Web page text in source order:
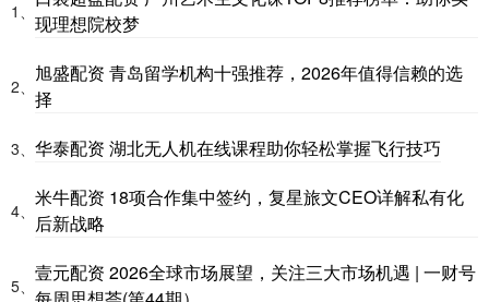
1、 现理想院校梦
2、
旭盛配资 青岛留学机构十强推荐，2026年值得信赖的选
择
3、 华泰配资 湖北无人机在线课程助你轻松掌握飞行技巧
4、
米牛配资 18项合作集中签约，复星旅文CEO详解私有化
后新战略
5、
壹元配资 2026全球市场展望，关注三大市场机遇 | 一财号